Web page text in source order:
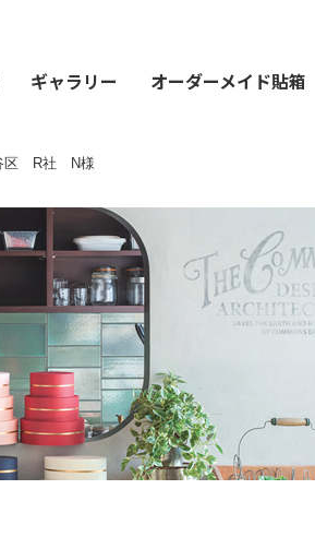
ギャラリー オーダーメイド貼箱
区 R社 N様